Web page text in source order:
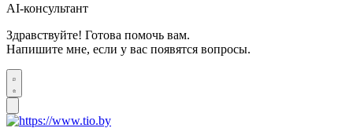
AI-консультант
Здравствуйте! Готова помочь вам.
Напишите мне, если у вас появятся вопросы.